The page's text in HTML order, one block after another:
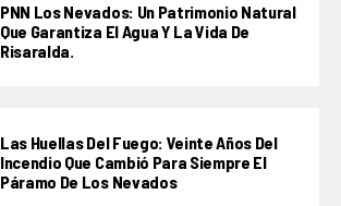
PNN Los Nevados: Un Patrimonio Natural
Que Garantiza El Agua Y La Vida De
Risaralda.
Las Huellas Del Fuego: Veinte Años Del
Incendio Que Cambió Para Siempre El
Páramo De Los Nevados